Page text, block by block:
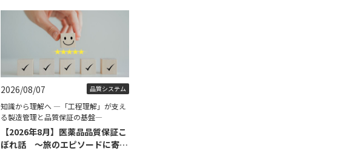
2026/08/07 品質システム
知識から理解へ ―「工程理解」が支え
る製造管理と品質保証の基盤―
【2026年8月】医薬品品質保証こ
ぼれ話 ～旅のエピソードに寄せ